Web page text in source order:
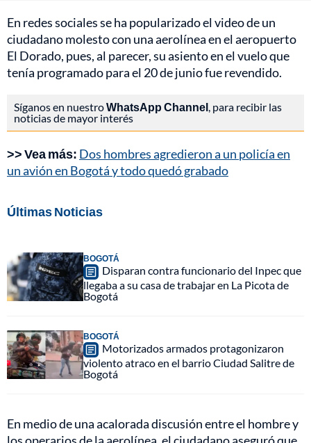
En redes sociales se ha popularizado el video de un
ciudadano molesto con una aerolínea en el aeropuerto
El Dorado, pues, al parecer, su asiento en el vuelo que
tenía programado para el 20 de junio fue revendido.
Síganos en nuestroWhatsApp Channel, para recibir las
noticias de mayor interés
>> Vea más: Dos hombres agredieron a un policía en
un avión en Bogotá y todo quedó grabado
Últimas Noticias
BOGOTÁ
Disparan contra funcionario del Inpec que
llegaba a su casa de trabajar en La Picota de
Bogotá
BOGOTÁ
Motorizados armados protagonizaron
violento atraco en el barrio Ciudad Salitre de
Bogotá
En medio de una acalorada discusión entre el hombre y